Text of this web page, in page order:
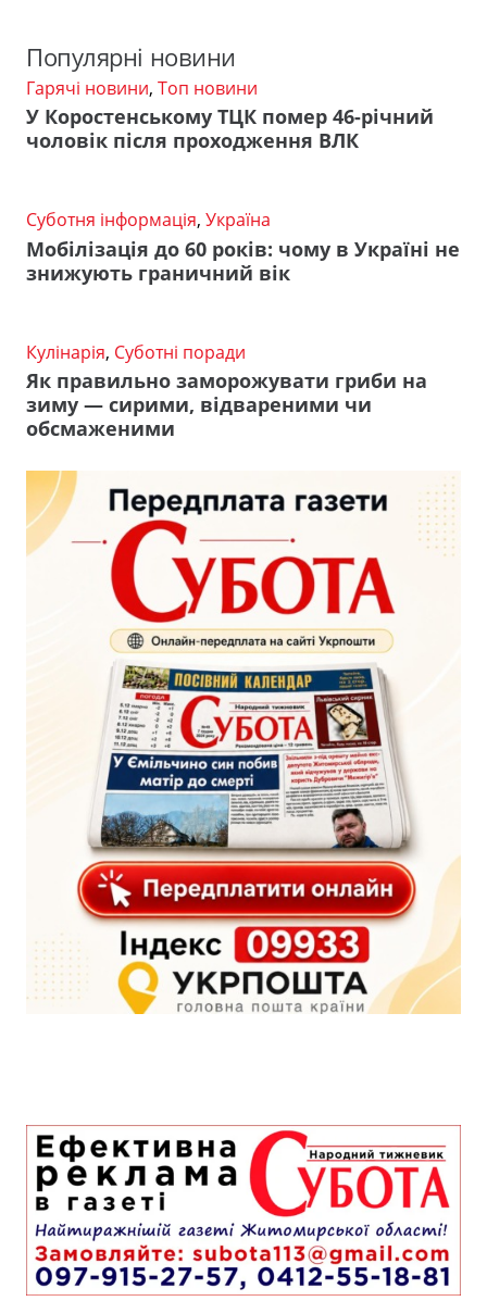
Популярні новини
Гарячі новини, Топ новини
У Коростенському ТЦК помер 46-річний
чоловік після проходження ВЛК
Суботня інформація, Україна
Мобілізація до 60 років: чому в Україні не
знижують граничний вік
Кулінарія, Суботні поради
Як правильно заморожувати гриби на
зиму — сирими, відвареними чи
обсмаженими